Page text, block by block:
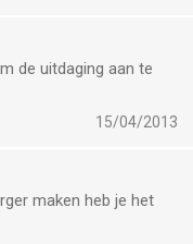
de uitdaging aan te
15/04/2013
maken heb je het